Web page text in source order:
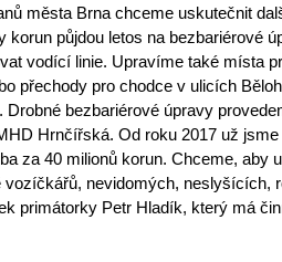
města Brna chceme uskutečnit
korun půjdou letos na bezbariérové
vodící linie. Upravíme také místa
přechody pro chodce v ulicích
Drobné bezbariérové úpravy
Hrnčířská. Od roku 2017 už
za 40 milionů korun. Chceme, aby
vozíčkářů, nevidomých, neslyšících,
primátorky Petr Hladík, který má